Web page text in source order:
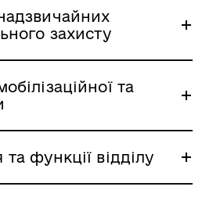
захисту
та
функції відділу